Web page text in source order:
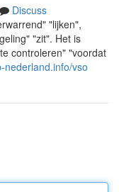
Discuss
"lijken",
"zit". Het is
controleren" "voordat
nederland.info/vso